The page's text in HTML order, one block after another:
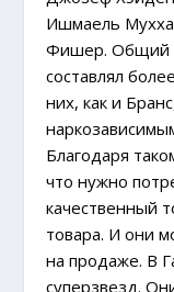
Ишмаель
Фишер. Общий
составлял
них, как и
Благодаря
что нужно
качественный
товара. И они
на продаже. В
суперзвезд.